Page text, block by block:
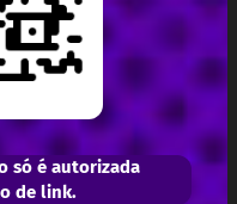
só é autorizada
de link.